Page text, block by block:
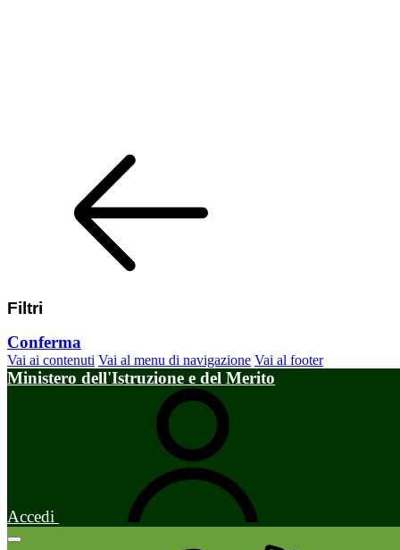
Filtri
Conferma
Vai ai contenuti Vai al menu di navigazione Vai al footer
Ministero dell'Istruzione e del Merito
Accedi